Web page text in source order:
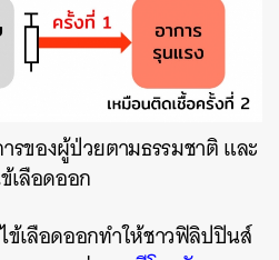
รของผู้ป่วยตามธรรมชาติ และ
เลือดออก
เลือดออกทำให้ชาวฟิลิปปินส์